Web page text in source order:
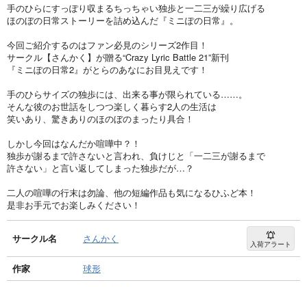
手のひらにすっぽり収まるちっちゃい独歩と一二三が繰り広げる
ほのぼの日常ストーリーを詰め込んだ『ミニぽの日常』。
今回ご紹介するのはファン必見のシリーズ2作目！
サークル【さんかく】が贈る“Crazy Lyric Battle 21”新刊
『ミニぽの日常2』がとらのあなにお目見えです！
手のひらサイズの独歩には、出来る事が限られている……。
そんな彼のお世話をしつつ楽しく暮らす2人の生活は
笑いあり、驚きありのほのぼのまったり具合！
しかし今回はなんだか喧嘩中？！
独歩が謝るまで許さないと言われ、負けじと「一二三が謝るまで
許さない」と言い返してしまった独歩だが…？
二人の喧嘩の行末は勿論、他の短編作品も気になるひふど本！
是非お手元でお楽しみください！
サークル名 さんかく 入荷アラート
作家
球形